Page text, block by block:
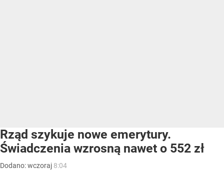
Rząd szykuje nowe emerytury.
Świadczenia wzrosną nawet o 552 zł
Dodano:wczoraj 8:04